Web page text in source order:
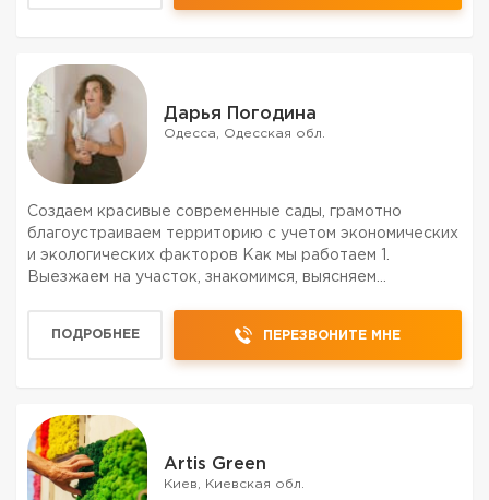
Дарья Погодина
Одесса, Одесская обл.
Создаем красивые современные сады, грамотно
благоустраиваем территорию с учетом экономических
и экологических факторов Как мы работаем 1.
Выезжаем на участок, знакомимся, выясняем
пожеланию садовладельца 3...
ПОДРОБНЕЕ ПЕРЕЗВОНИТЕ МНЕ
Artis Green
Киев, Киевская обл.